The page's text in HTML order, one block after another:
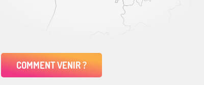
COMMENT VENIR ?